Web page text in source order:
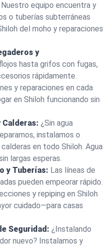
equipo encuentra y
o tuberías subterráneas
del moho y reparaciones
y
hasta grifos con fugas,
rápidamente.
y reparaciones en cada
en Shiloh funcionando sin
Calderas: ¿Sin agua
instalamos o
en todo Shiloh. Agua
largas esperas.
y Tuberías: Las líneas de
pueden empeorar rápido.
y repiping en Shiloh
cuidado—para casas
Seguridad: ¿Instalando
nuevo? Instalamos y